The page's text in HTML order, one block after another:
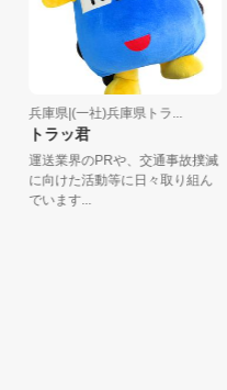
兵庫県|(一社)兵庫県トラ...
トラッ君
運送業界のPRや、交通事故撲滅
に向けた活動等に日々取り組ん
でいます...